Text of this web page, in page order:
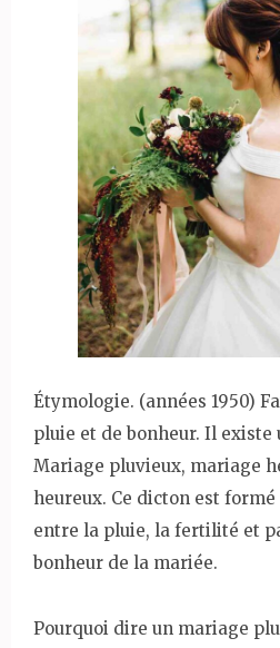
Étymologie. (années 1950)
pluie et de bonheur. Il existe
Mariage pluvieux, mariage
heureux. Ce dicton est formé
entre la pluie, la fertilité et
bonheur de la mariée.
Pourquoi dire un mariage